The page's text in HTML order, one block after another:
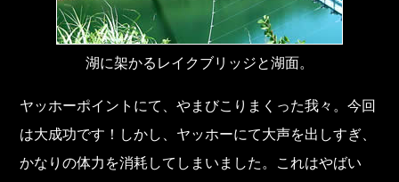
湖に架かるレイクブリッジと湖面。
ヤッホーポイントにて、やまびこりまくった我々。今回
は大成功です！しかし、ヤッホーにて大声を出しすぎ、
かなりの体力を消耗してしまいました。これはやばい